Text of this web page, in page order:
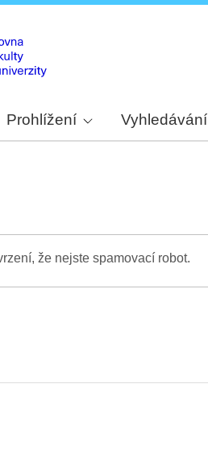
Prohlížení Vyhledávání
že nejste spamovací robot.